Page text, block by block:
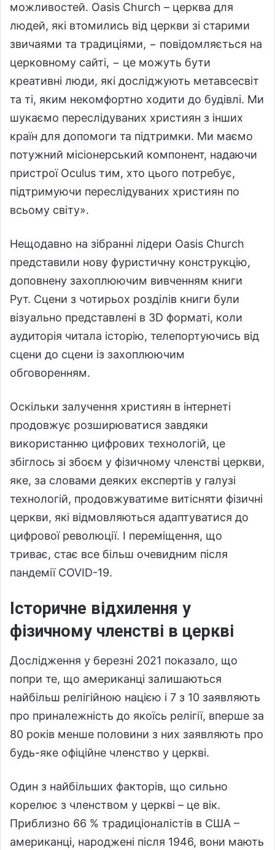
можливостей. Оasis Church – церква для
людей, які втомились від церкви зі старими
звичаями та традиціями, − повідомляється на
церковному сайті, − це можуть бути
креативні люди, які досліджують метавсесвіт
та ті, яким некомфортно ходити до будівлі. Ми
шукаємо переслідуваних християн з інших
країн для допомоги та підтримки. Ми маємо
потужний місіонерський компонент, надаючи
пристрої Oculus тим, хто цього потребує,
підтримуючи переслідуваних християн по
всьому світу».
Нещодавно на зібранні лідери Oasis Church
представили нову фуристичну конструкцію,
доповнену захоплюючим вивченням книги
Рут. Сцени з чотирьох розділів книги були
візуально представлені в 3D форматі, коли
аудиторія читала історію, телепортуючись від
сцени до сцени із захоплюючим
обговоренням.
Оскільки залучення християн в інтернеті
продовжує розширюватися завдяки
використанню цифрових технологій, це
збіглось зі збоєм у фізичному членстві церкви,
яке, за словами деяких експертів у галузі
технологій, продовжуватиме витісняти фізичні
церкви, які відмовляються адаптуватися до
цифрової революції. І переміщення, що
триває, стає все більш очевидним після
пандемії COVID-19.
Історичне відхилення у
фізичному членстві в церкві
Дослідження у березні 2021 показало, що
попри те, що американці залишаються
найбільш релігійною нацією і 7 з 10 заявляють
про приналежність до якоїсь релігії, вперше за
80 років менше половини з них заявляють про
будь-яке офіційне членство у церкві.
Один з найбільших факторів, що сильно
корелює з членством у церкві – це вік.
Приблизно 66 % традиціоналістів в США –
американці, народжені після 1946, вони мають